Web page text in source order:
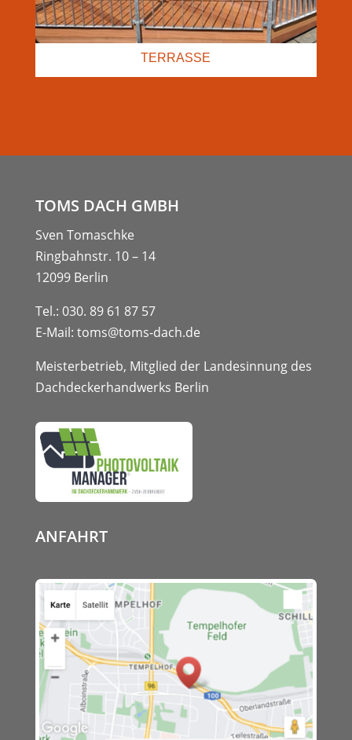
TERRASSE
TOMS DACH GMBH
Sven Tomaschke
Ringbahnstr. 10 – 14
12099 Berlin
Tel.: 030. 89 61 87 57
E-Mail: toms@toms-dach.de
Meisterbetrieb, Mitglied der Landesinnung des
Dachdeckerhandwerks Berlin
ANFAHRT